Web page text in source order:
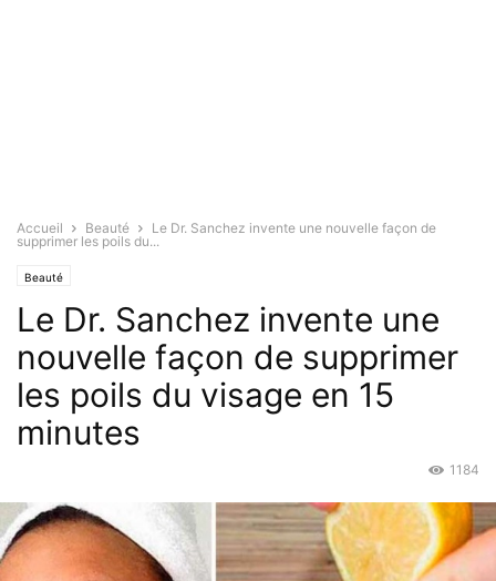
Accueil Beauté
Le Dr. Sanchez invente une nouvelle façon de
supprimer les poils du...
Beauté
Le Dr. Sanchez invente une
nouvelle façon de supprimer
les poils du visage en 15
minutes
1184